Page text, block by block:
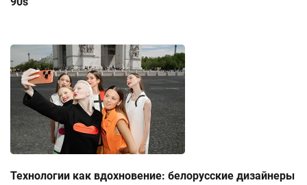
Технологии как вдохновение: белорусские дизайнеры